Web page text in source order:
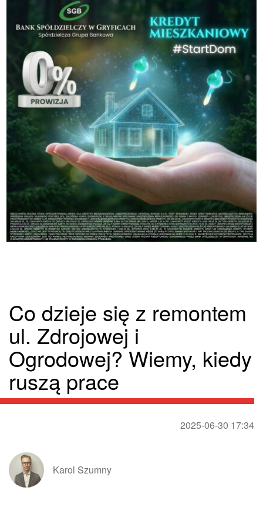
Co dzieje się z remontem
ul. Zdrojowej i
Ogrodowej? Wiemy, kiedy
ruszą prace
2025-06-30 17:34
Karol Szumny